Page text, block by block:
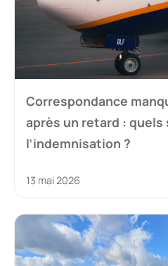
Correspondance
après un retard :
l’indemnisation ?
13 mai 2026